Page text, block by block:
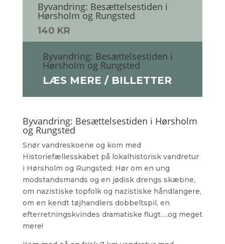
Byvandring: Besættelsestiden i
Hørsholm og Rungsted
140 KR
Byvandring: Besættelsestiden i
Hørsholm og Rungsted
LÆS MERE / BILLETTER
Byvandring: Besættelsestiden i Hørsholm
og Rungsted
Snør vandreskoene og kom med
Historiefællesskabet på lokalhistorisk vandretur
i Hørsholm og Rungsted: Hør om en ung
modstandsmands og en jødisk drengs skæbne,
om nazistiske topfolk og nazistiske håndlangere,
om en kendt tøjhandlers dobbeltspil, en
efterretningskvindes dramatiske flugt….og meget
mere!